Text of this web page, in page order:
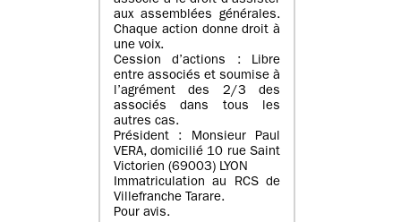
aux assemblées générales.
Chaque action donne droit à
une voix.
Cession d’actions : Libre
entre associés et soumise à
l’agrément des 2/3 des
associés dans tous les
autres cas.
Président : Monsieur Paul
VERA, domicilié 10 rue Saint
Victorien (69003) LYON
Immatriculation au RCS de
Villefranche Tarare.
Pour avis.